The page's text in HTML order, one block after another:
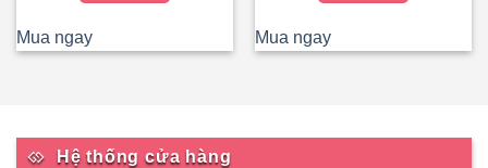
Mua ngay Mua ngay
Hệ thống cửa hàng